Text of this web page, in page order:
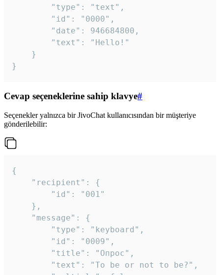
}
Cevap seçeneklerine sahip klavye#
Seçenekler yalnızca bir JivoChat kullanıcısından bir müşteriye
gönderilebilir:
{